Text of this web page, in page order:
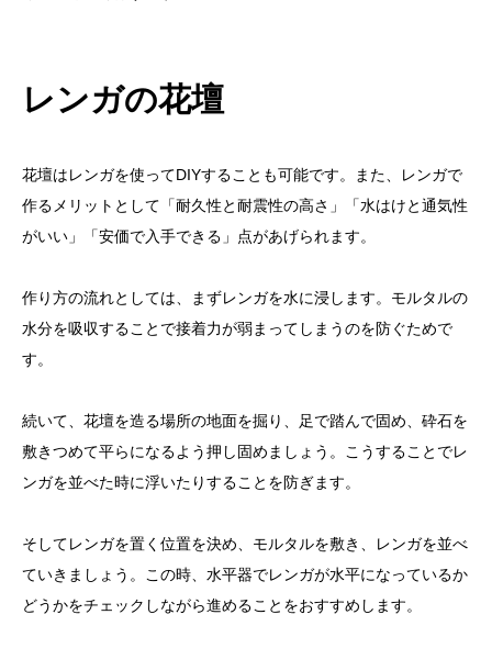
レンガの花壇
花壇はレンガを使ってDIYすることも可能です。また、レンガで
作るメリットとして「耐久性と耐震性の高さ 」「水はけと通気性
がいい 」「安価で入手できる 」点があげられます。
作り方の流れとしては、まずレンガを水に浸します。モルタルの
水分を吸収することで接着力が弱まってしまうのを防ぐためで
す。
続いて、花壇を造る場所の地面を掘り、足で踏んで固め、砕石を
敷きつめて平らになるよう押し固めましょう。こうすることでレ
ンガを並べた時に浮いたりすることを防ぎます。
そしてレンガを置く位置を決め、モルタルを敷き、レンガを並べ
ていきましょう。この時、水平器でレンガが水平になっているか
どうかをチェックしながら進めることをおすすめします。